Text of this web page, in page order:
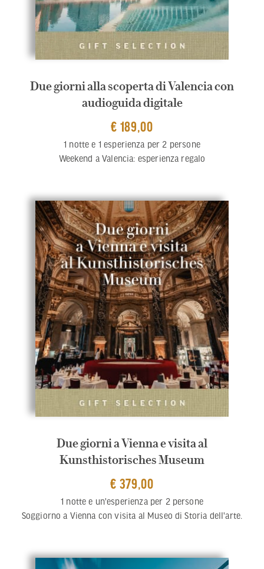
Due giorni alla scoperta di Valencia con
audioguida digitale
€ 189,00
1 notte e 1 esperienza per 2 persone
Weekend a Valencia: esperienza regalo
Due giorni a Vienna e visita al
Kunsthistorisches Museum
€ 379,00
1 notte e un'esperienza per 2 persone
Soggiorno a Vienna con visita al Museo di Storia dell'arte.